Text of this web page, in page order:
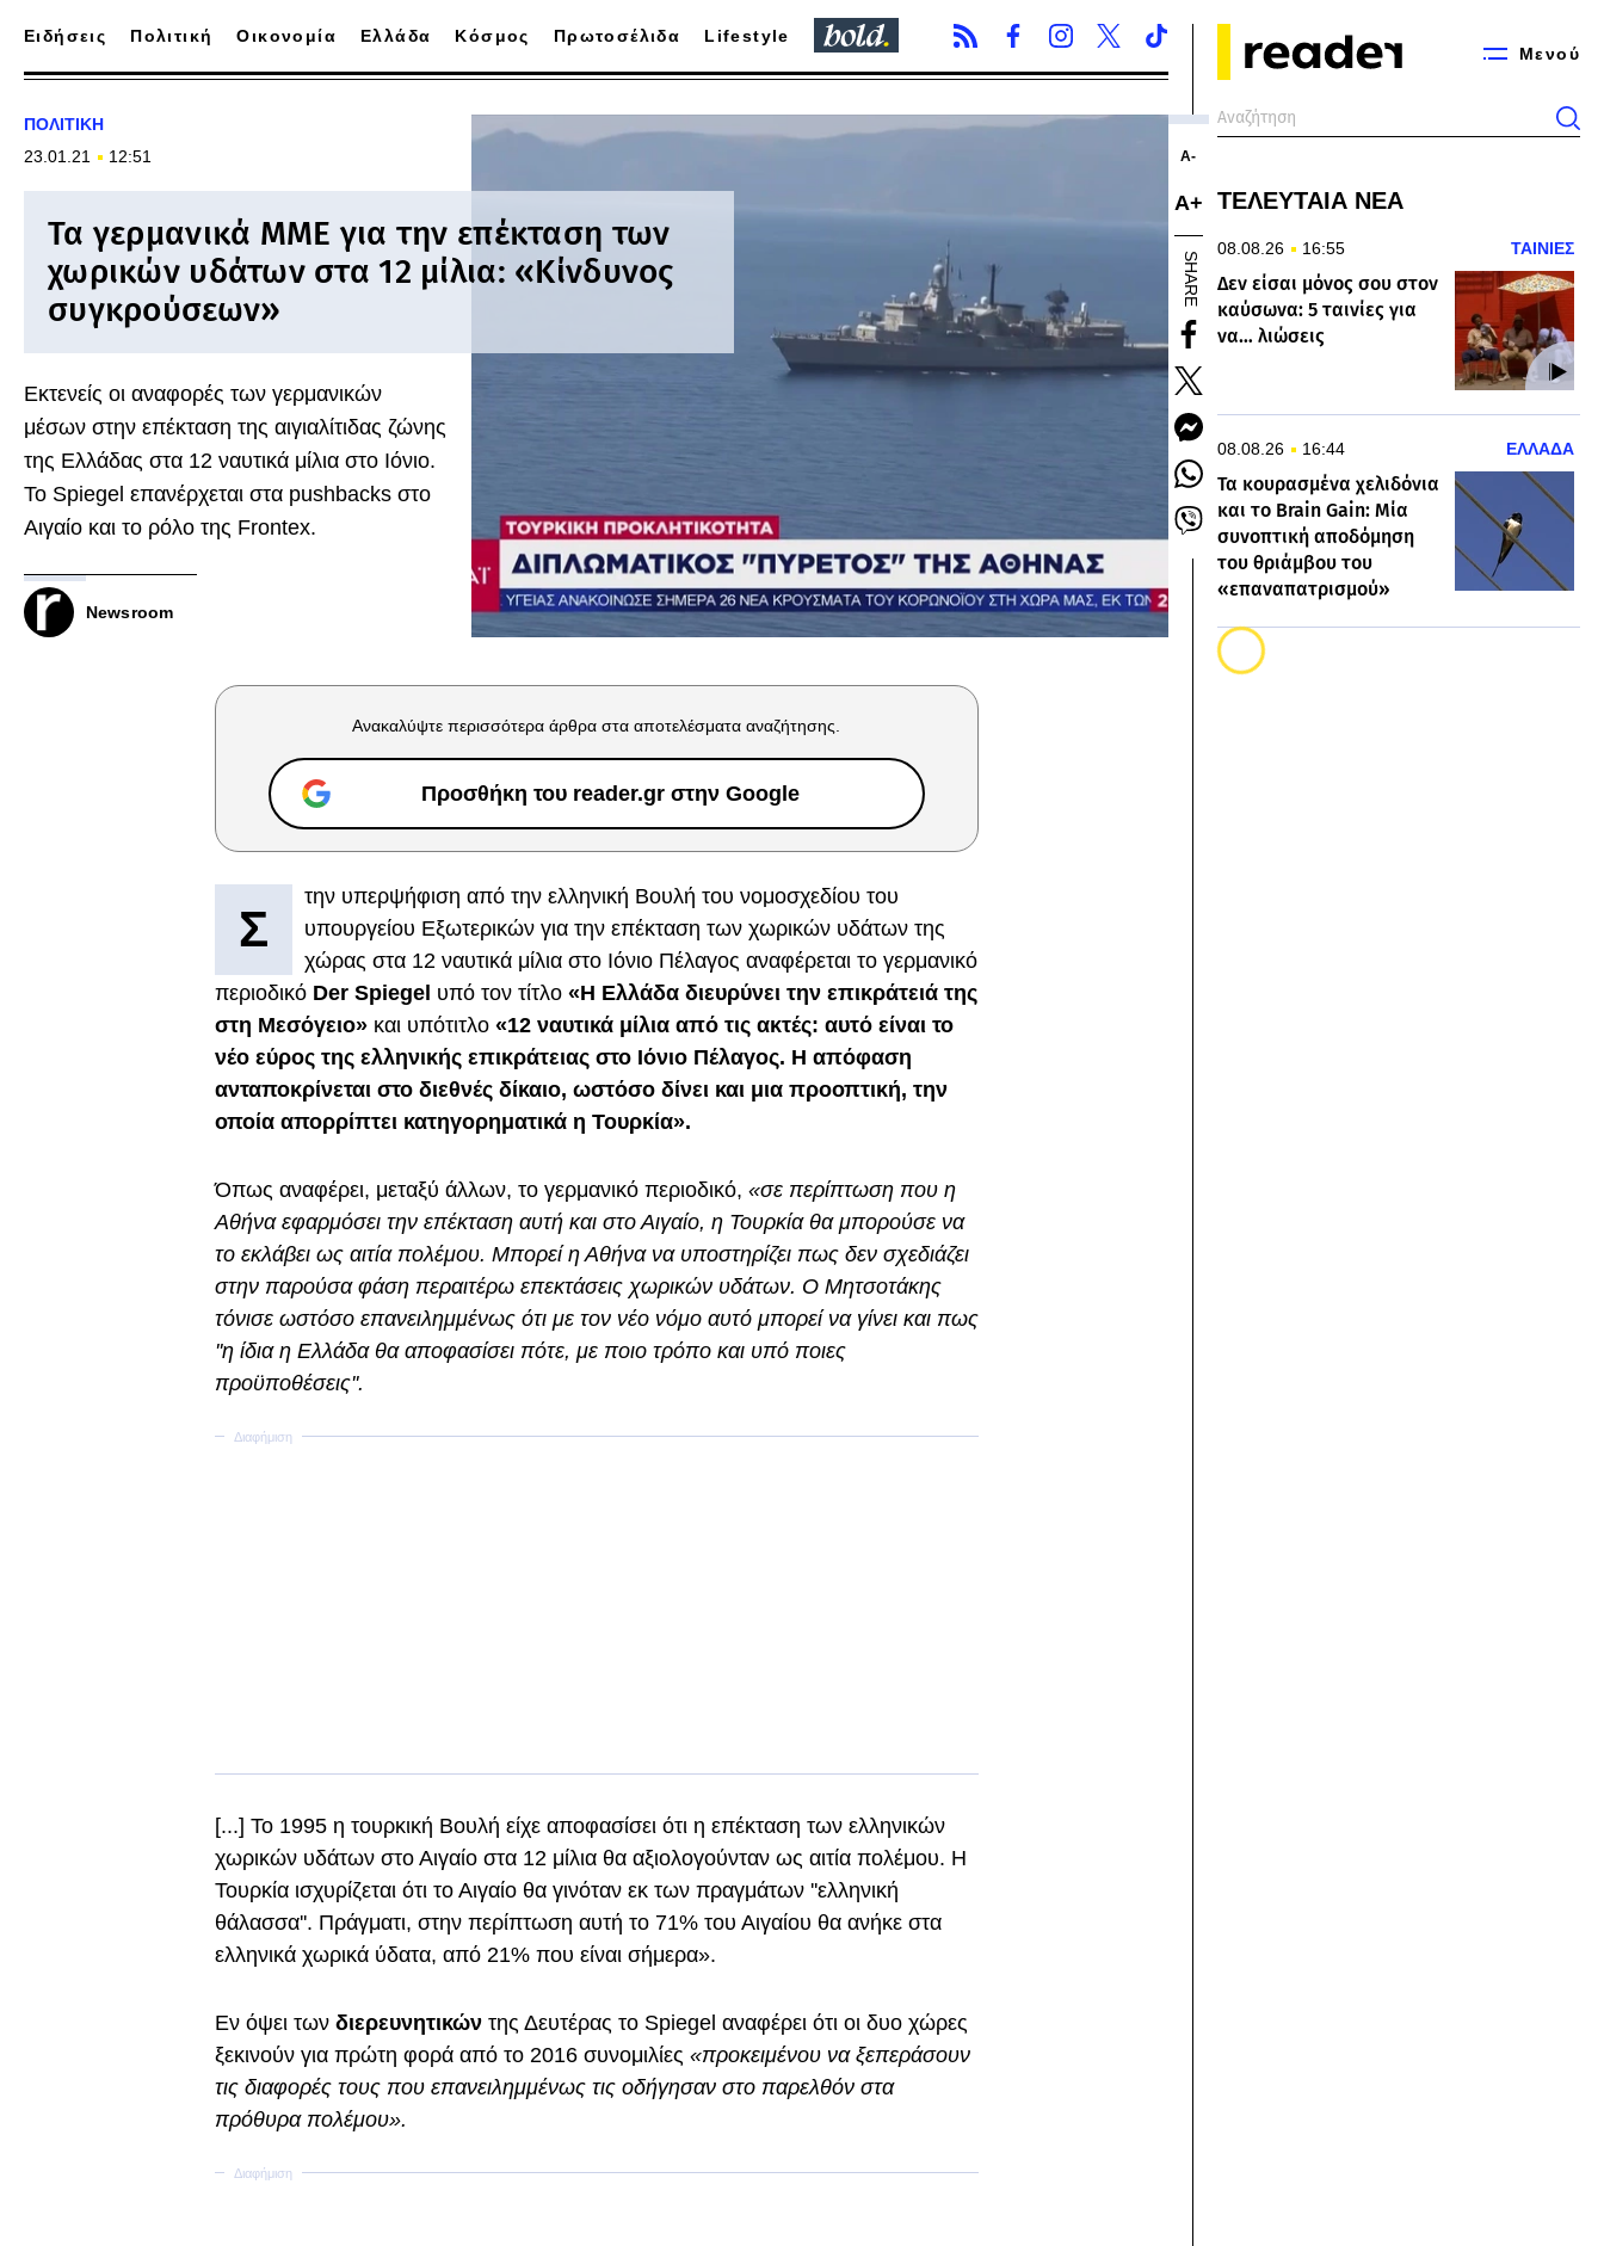
Μενού
Ειδήσεις Πολιτική Οικονομία Ελλάδα Κόσμος Πρωτοσέλιδα Lifestyle
ΠΟΛΙΤΙΚΗ
23.01.21
12:51
Τα γερμανικά ΜΜΕ για την επέκταση των
χωρικών υδάτων στα 12 μίλια: «Κίνδυνος
συγκρούσεων»
Εκτενείς οι αναφορές των γερμανικών
μέσων στην επέκταση της αιγιαλίτιδας ζώνης
της Ελλάδας στα 12 ναυτικά μίλια στο Ιόνιο.
Το Spiegel επανέρχεται στα pushbacks στο
Αιγαίο και το ρόλο της Frontex.
Newsroom
Α-
Α+
SHARE
Ανακαλύψτε περισσότερα άρθρα στα αποτελέσματα αναζήτησης.
Προσθήκη του reader.gr στην Google
Σ
την υπερψήφιση από την ελληνική Βουλή του νομοσχεδίου του
υπουργείου Εξωτερικών για την επέκταση των χωρικών υδάτων της
χώρας στα 12 ναυτικά μίλια στο Ιόνιο Πέλαγος αναφέρεται τo γερμανικό
περιοδικό Der Spiegel υπό τον τίτλο «H Ελλάδα διευρύνει την επικράτειά της
στη Μεσόγειο»και υπότιτλο «12 ναυτικά μίλια από τις ακτές: αυτό είναι το
νέο εύρος της ελληνικής επικράτειας στο Ιόνιο Πέλαγος. Η απόφαση
ανταποκρίνεται στο διεθνές δίκαιο, ωστόσο δίνει και μια προοπτική, την
οποία απορρίπτει κατηγορηματικά η Τουρκία».
Όπως αναφέρει, μεταξύ άλλων, το γερμανικό περιοδικό, «σε περίπτωση που η
Αθήνα εφαρμόσει την επέκταση αυτή και στο Αιγαίο, η Τουρκία θα μπορούσε να
το εκλάβει ως αιτία πολέμου. Μπορεί η Αθήνα να υποστηρίζει πως δεν σχεδιάζει
στην παρούσα φάση περαιτέρω επεκτάσεις χωρικών υδάτων. Ο Μητσοτάκης
τόνισε ωστόσο επανειλημμένως ότι με τον νέο νόμο αυτό μπορεί να γίνει και πως
''η ίδια η Ελλάδα θα αποφασίσει πότε, με ποιο τρόπο και υπό ποιες
προϋποθέσεις''.
[...] Το 1995 η τουρκική Βουλή είχε αποφασίσει ότι η επέκταση των ελληνικών
χωρικών υδάτων στο Αιγαίο στα 12 μίλια θα αξιολογούνταν ως αιτία πολέμου. Η
Τουρκία ισχυρίζεται ότι το Αιγαίο θα γινόταν εκ των πραγμάτων ''ελληνική
θάλασσα''. Πράγματι, στην περίπτωση αυτή το 71% του Αιγαίου θα ανήκε στα
ελληνικά χωρικά ύδατα, από 21% που είναι σήμερα».
Εν όψει των διερευνητικών της Δευτέρας το Spiegel αναφέρει ότι οι δυο χώρες
ξεκινούν για πρώτη φορά από το 2016 συνομιλίες «προκειμένου να ξεπεράσουν
τις διαφορές τους που επανειλημμένως τις οδήγησαν στο παρελθόν στα
πρόθυρα πολέμου».
ΤΕΛΕΥΤΑΙΑ ΝΕΑ
08.08.26 16:55 ΤΑΙΝΙΕΣ
Δεν είσαι μόνος σου στον
καύσωνα: 5 ταινίες για
να… λιώσεις
08.08.26 16:44 ΕΛΛΑΔΑ
Τα κουρασμένα χελιδόνια
και το Brain Gain: Μία
συνοπτική αποδόμηση
του θριάμβου του
«επαναπατρισμού»